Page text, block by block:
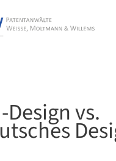
Design vs.